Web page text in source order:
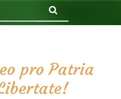
pro Patria